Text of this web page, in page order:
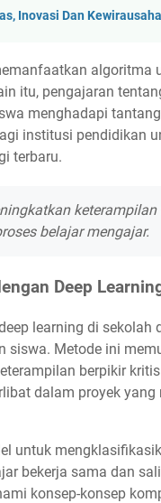
Inovasi Dan
algoritma
itu, pengajaran
menghadapi
institusi pendidikan
terbaru.
belajar mengajar.
Deep
learning di sekolah
siswa. Metode ini
berpikir
dalam proyek
untuk
bekerja sama dan
konsep-konsep